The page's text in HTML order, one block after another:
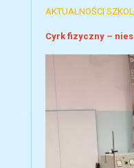
AKTUALNOŚCI
Cyrk fizyczny –